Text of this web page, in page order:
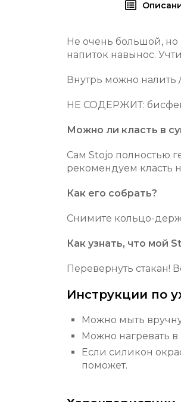
Не очень большой, но
напиток навынос.
Внутрь можно налить
НЕ СОДЕРЖИТ:
Можно ли класть в
Сам Stojo полностью
рекомендуем класть
Как его собрать?
Снимите кольцо-
Как узнать, что мой
Перевернуть стакан!
Инструкции по
Можно мыть
Можно нагревать
Если силикон
поможет.